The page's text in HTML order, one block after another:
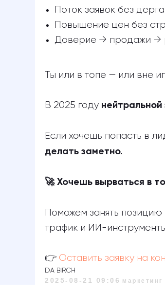
Поток заявок без
Повышение цен без
Доверие → продажи →
Ты или в топе — или вне
В 2025 году
Если хочешь попасть в
делать заметно.
🚀 Хочешь вырваться в
Поможем занять
трафик и ИИ-
👉 Оставить заявку на
DA BIRCH
2025-08-21 09:06 маркетинг